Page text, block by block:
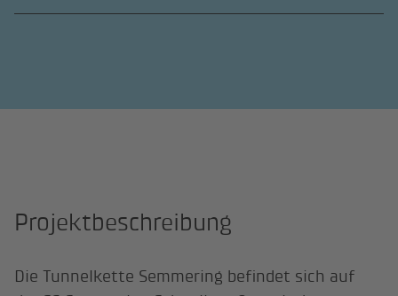
Projektbeschreibung
Die Tunnelkette Semmering befindet sich auf